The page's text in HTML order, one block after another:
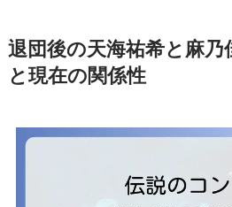
退団後の天海祐希と麻
と現在の関係性